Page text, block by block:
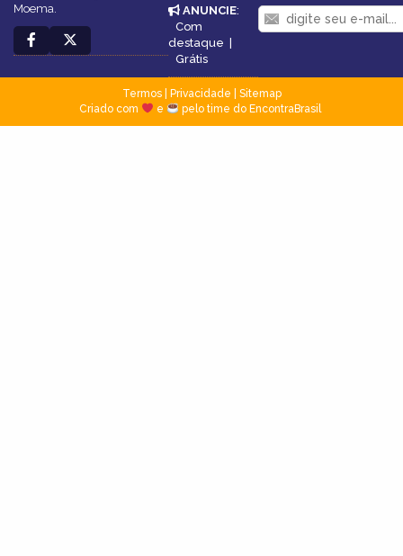
Moema.
ANUNCIE:
Com
destaque
Grátis
Termos| Privacidade
Sitemap
Criado com
e pelo time do EncontraBrasil